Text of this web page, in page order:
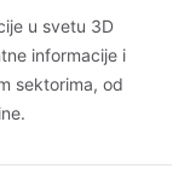
u svetu 3D
informacije i
sektorima, od